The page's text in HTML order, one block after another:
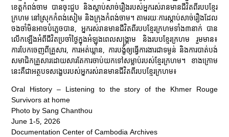
ខេត្តកំពង់ចាម បានចុះជួប និងស្ដាប់សាច់រឿងរបស់អ្នករស់រានមានជីវិតពីរបបខ្មែរ
ក្រហម នៅស្រុកកំពង់សៀម និងក្រុងកំពង់ចាម។ តាមរយៈការស្ដាប់សាច់រឿងដែល
ចងចាំមិនអាចបំភ្លេចបាន, អ្នករស់រានមានជីវិតពីរបបខ្មែរក្រហមទាំង៣នាក់ បាន
លើកឡើងអំពីជីវិតប្រចាំថ្ងៃក្នុងអំឡុងពេលសង្រ្គាម និងរបបខ្មែរក្រហម រួមមាន៖
ការបែកចេញពីគ្រួសារ, ការអត់ឃ្លាន, ការបង្ខំឲ្យធ្វើការងារជាទម្ងន់ និងការបាត់បង់
សមាជិកគ្រួសារដោយសារតែការចាប់យកទៅសម្លាប់របស់ខ្មែរក្រហម។ ខាងក្រោម
នេះគឺជាអត្ថបទសង្ខេបរបស់អ្នករស់រានមានជីវិតពីរបបខ្មែរក្រហម៖
Oral History – Listening to the story of the Khmer Rouge
Survivors at home
Photo by Sang Chanthou
June 1-5, 2026
Documentation Center of Cambodia Archives